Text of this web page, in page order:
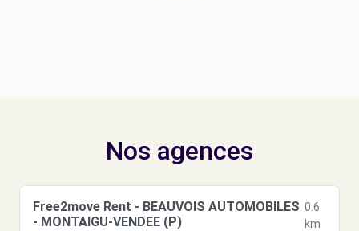
Nos agences
Free2move Rent - BEAUVOIS AUTOMOBILES
- MONTAIGU-VENDEE (P)
0.6
km